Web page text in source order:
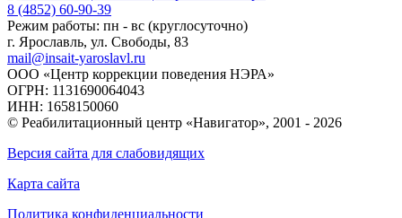
8 (4852) 60-90-39
Режим работы: пн - вс (круглосуточно)
г. Ярославль, ул. Свободы, 83
mail@insait-yaroslavl.ru
ООО «Центр коррекции поведения НЭРА»
ОГРН: 1131690064043
ИНН: 1658150060
© Реабилитационный центр «Навигатор», 2001 - 2026
Версия сайта для слабовидящих
Карта сайта
Политика конфиденциальности